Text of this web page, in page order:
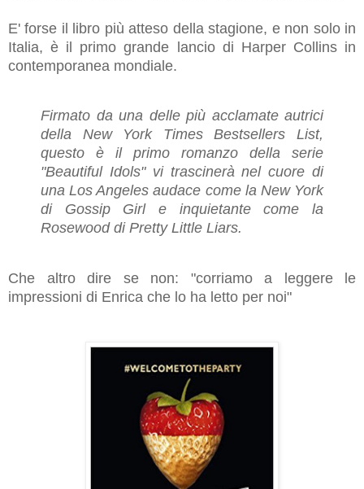
E' forse il libro più atteso della stagione, e non solo in
Italia, è il primo grande lancio di Harper Collins in
contemporanea mondiale.
Firmato da una delle più acclamate autrici
della New York Times Bestsellers List,
questo è il primo romanzo della serie
"Beautiful Idols" vi trascinerà nel cuore di
una Los Angeles audace come la New York
di Gossip Girl e inquietante come la
Rosewood di Pretty Little Liars.
Che altro dire se non: "corriamo a leggere le
impressioni di Enrica che lo ha letto per noi"